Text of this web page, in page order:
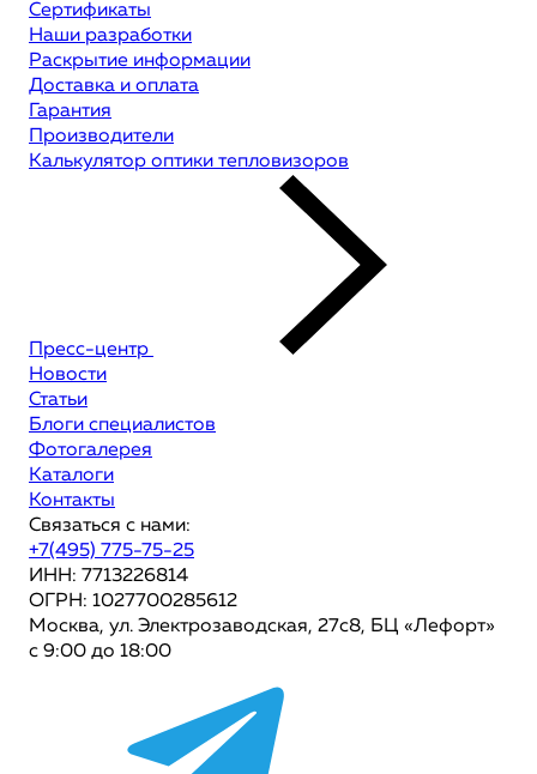
Сертификаты
Наши разработки
Раскрытие информации
Доставка и оплата
Гарантия
Производители
Калькулятор оптики тепловизоров
Пресс-центр
Новости
Статьи
Блоги специалистов
Фотогалерея
Каталоги
Контакты
Связаться с нами:
+7(495) 775-75-25
ИНН: 7713226814
ОГРН: 1027700285612
Москва, ул. Электрозаводская, 27с8, БЦ «Лефорт»
с 9:00 до 18:00